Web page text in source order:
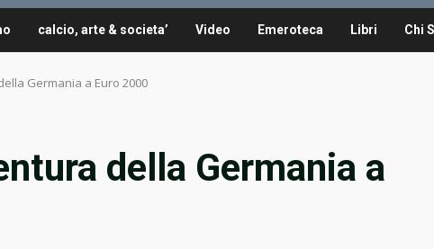
calcio, arte & societa’ Video Emeroteca Libri Chi
Germania a Euro 2000
della Germania a